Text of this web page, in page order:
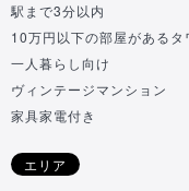
駅まで3分以内
10万円以下の部屋があるタ
一人暮らし向け
ヴィンテージマンション
家具家電付き
エリア